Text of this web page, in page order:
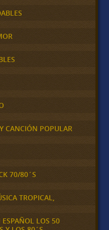
CANCIÓN POPULAR
70/80´S
TROPICAL,
LOS 50